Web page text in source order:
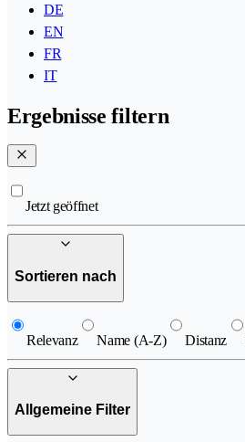
DE
EN
FR
IT
Ergebnisse filtern
Jetzt geöffnet
Sortieren nach
Relevanz Name (A-Z) Distanz
Allgemeine Filter